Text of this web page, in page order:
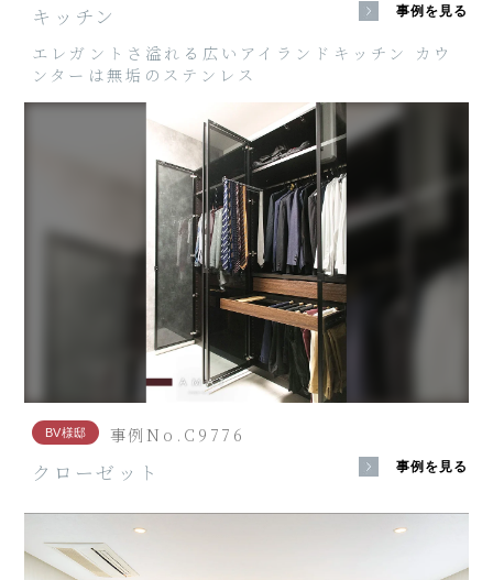
キッチン 事例を見る
エレガントさ溢れる広いアイランドキッチン カウ
ンターは無垢のステンレス
BV様邸 事例No.C9776
クローゼット 事例を見る